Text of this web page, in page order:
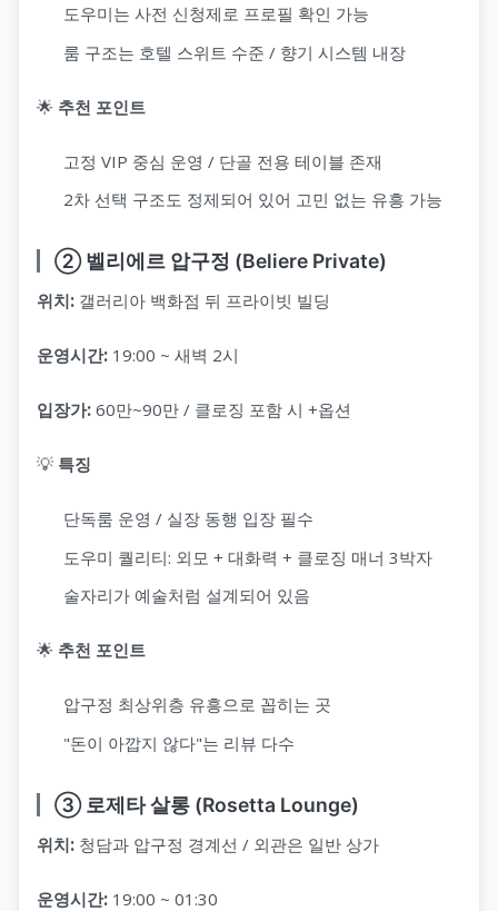
도우미는 사전 신청제로 프로필 확인 가능
룸 구조는 호텔 스위트 수준 / 향기 시스템 내장
🌟 추천 포인트
고정 VIP 중심 운영 / 단골 전용 테이블 존재
2차 선택 구조도 정제되어 있어 고민 없는 유흥 가능
② 벨리에르 압구정 (Beliere Private)
위치: 갤러리아 백화점 뒤 프라이빗 빌딩
운영시간: 19:00 ~ 새벽 2시
입장가: 60만~90만 / 클로징 포함 시 +옵션
💡 특징
단독룸 운영 / 실장 동행 입장 필수
도우미 퀄리티: 외모 + 대화력 + 클로징 매너 3박자
술자리가 예술처럼 설계되어 있음
🌟 추천 포인트
압구정 최상위층 유흥으로 꼽히는 곳
"돈이 아깝지 않다"는 리뷰 다수
③ 로제타 살롱 (Rosetta Lounge)
위치: 청담과 압구정 경계선 / 외관은 일반 상가
운영시간: 19:00 ~ 01:30